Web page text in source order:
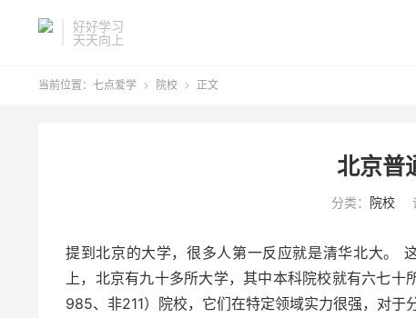
好好学习
天天向上
当前位置： 七点爱学  院校  正文
北京普
分类： 院校
提到北京的大学，很多人第一反应就是清华北大。
上，北京有九十多所大学，其中本科院校就有六七十
985、非211）院校，它们在特定领域实力很强，对于